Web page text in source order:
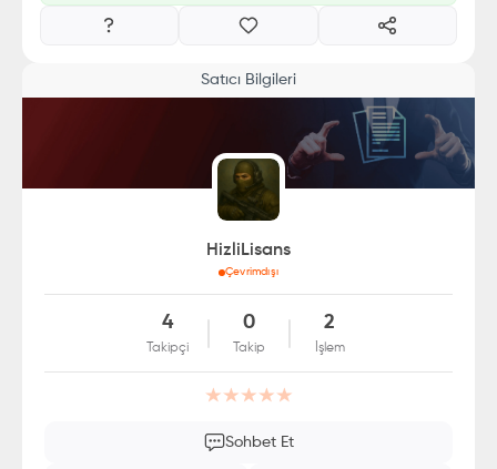
Satıcı Bilgileri
HizliLisans
Çevrimdışı
4
Takipçi
0
Takip
2
İşlem
Sohbet Et